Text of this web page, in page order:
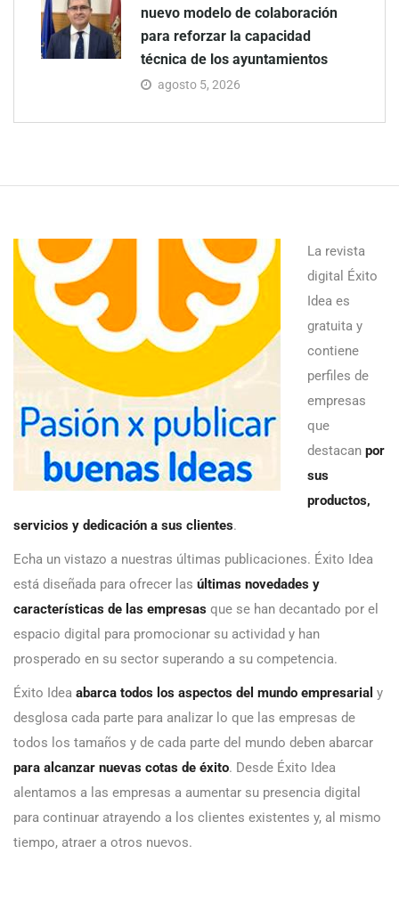
nuevo modelo de colaboración
para reforzar la capacidad
técnica de los ayuntamientos
agosto 5, 2026
La revista
digital Éxito
Idea es
gratuita y
contiene
perfiles de
empresas
que
destacan por
sus
productos,
servicios y dedicación a sus clientes.
Echa un vistazo a nuestras últimas publicaciones. Éxito Idea
está diseñada para ofrecer las últimas novedades y
características de las empresas que se han decantado por el
espacio digital para promocionar su actividad y han
prosperado en su sector superando a su competencia.
Éxito Idea abarca todos los aspectos del mundo empresarial y
desglosa cada parte para analizar lo que las empresas de
todos los tamaños y de cada parte del mundo deben abarcar
para alcanzar nuevas cotas de éxito. Desde Éxito Idea
alentamos a las empresas a aumentar su presencia digital
para continuar atrayendo a los clientes existentes y, al mismo
tiempo, atraer a otros nuevos.